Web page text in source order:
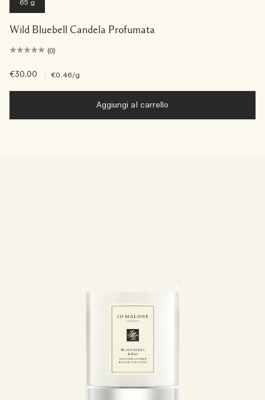
65 g
Wild Bluebell Candela Profumata
(0)
€30.00 €0.46/g
Aggiungi al carrello